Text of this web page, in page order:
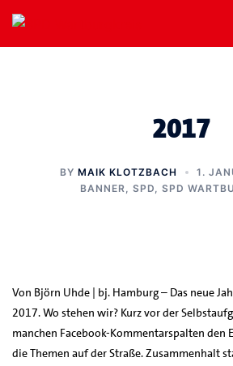
Zum
Inhalt
springen
2017
BY MAIK KLOTZBACH
1.
BANNER
SPD SPD
Von Björn Uhde | bj. Hamburg – Das neue
2017. Wo stehen wir? Kurz vor der
manchen Facebook-Kommentarspalten den
die Themen auf der Straße. Zusammenhalt